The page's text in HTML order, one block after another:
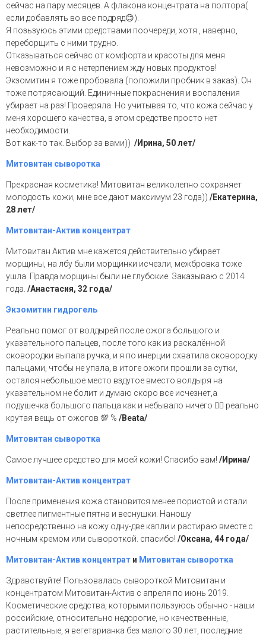
сейчас на пару месяцев. А флакона концентрата на полтора(
если добавлять во все подряд😊).
Я позьзуюсь этими средствами поочереди, хотя , наверно,
переборщить с ними трудно.
Отказываться сейчас от комфорта и красоты для меня
невозможно и я с нетерпением жду новых продуктов!
Экзомитин я тоже пробовала (положили пробник в заказ). Он
тоже потрясающий. Единичные покраснения и воспаления
убирает на раз! Проверяла. Но учитывая то, что кожа сейчас у
меня хорошего качества, в этом средстве просто нет
необходимости.
Вот как-то так. Выбор за вами)) /Ирина, 50 лет/
Митовитан сыворотка
Прекрасная косметика! Митовитан великолепно сохраняет
молодость кожи, мне все дают максимум 23 года)) /Екатерина,
28 лет/
Митовитан-Актив концентрат
Митовитан Актив мне кажется действительно убирает
морщины, на лбу были морщинки исчезли, межбровка тоже
ушла. Правда морщины были не глубокие. Заказываю с 2014
года. /Анастасия, 32 года/
Экзомитин гидрогель
Реально помог от волдырей после ожога большого и
указательного пальцев, после того как из раскалённой
сковородки выпала ручка, и я по инерции схватила сковородку
пальцами, чтобы не упала, в итоге ожоги прошли за сутки,
остался небольшое место вздутое вместо волдыря на
указательном не болит и думаю скоро все исчезнет,а
подушечка большого пальца как и небывало ничего 👍🏻 реально
крутая вещь от ожогов 💯 % /Beata/
Митовитан сыворотка
Самое лучшее средство для моей кожи! Спасибо вам! /Ирина/
Митовитан-Актив концентрат
После применения кожа становится менее пористой и стали
светлее пигментные пятна и веснушки. Наношу
непосредственно на кожу одну-две капли и растираю вместе с
ночным кремом или сывороткой. спасибо! /Оксана, 44 года/
Митовитан-Актив концентрат и Митовитан сыворотка
Здравствуйте! Пользовалась сывороткой Митовитан и
концентратом Митовитан-Актив с апреля по июнь 2019.
Косметические средства, которыми пользуюсь обычно - наши
российские, относительно недорогие, но качественные,
растительные, я вегетарианка без малого 30 лет, последние